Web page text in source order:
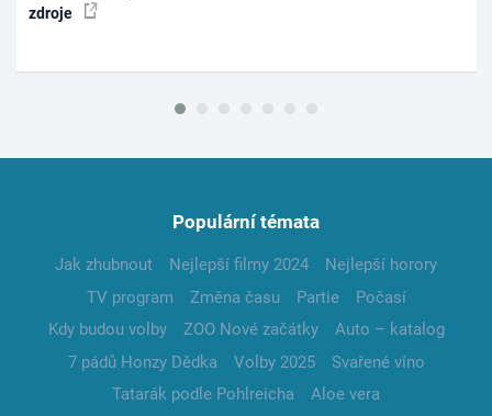
zdroje
Populární témata
Jak zhubnout Nejlepší filmy 2024
Nejlepší horory
TV program
Změna času Partie
Počasí
Kdy budou volby
ZOO Nové začátky
Auto – katalog
7 pádů Honzy Dědka
Volby 2025
Svařené víno
Tatarák podle Pohlreicha
Aloe vera